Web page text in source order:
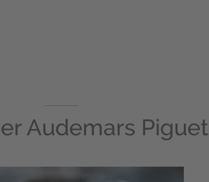
Audemars Piguet